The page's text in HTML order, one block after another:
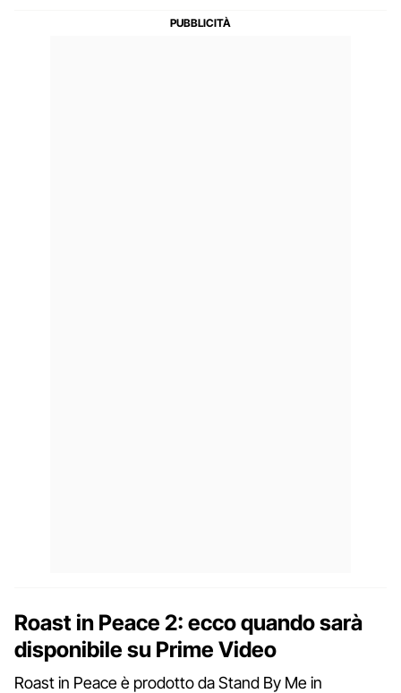
Roast in Peace 2: ecco quando sarà
disponibile su Prime Video
Roast in Peace è prodotto da Stand By Me in